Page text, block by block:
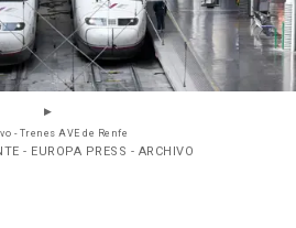
- Trenes AVE de Renfe
- EUROPA PRESS - ARCHIVO